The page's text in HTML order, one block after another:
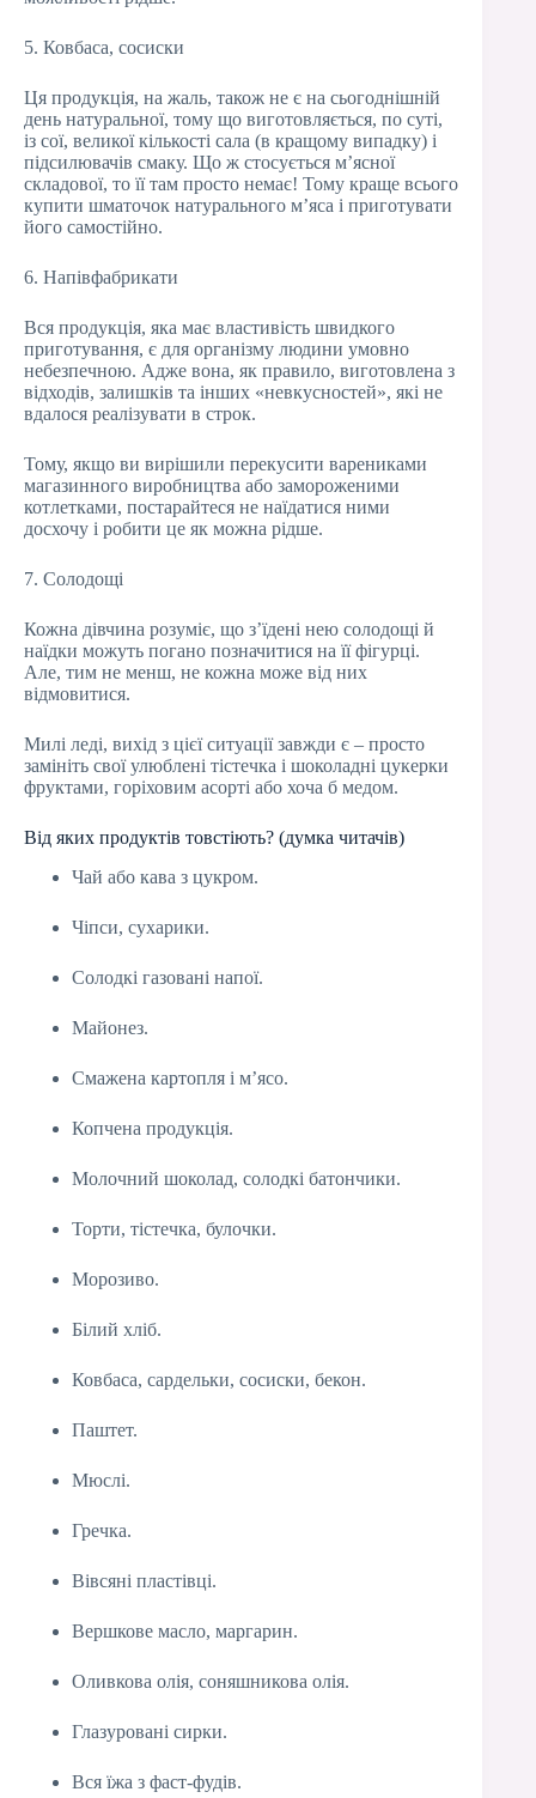
5. Ковбаса, сосиски
Ця продукція, на жаль, також не є на сьогоднішній
день натуральної, тому що виготовляється, по суті,
із сої, великої кількості сала (в кращому випадку) і
підсилювачів смаку. Що ж стосується м’ясної
складової, то її там просто немає! Тому краще всього
купити шматочок натурального м’яса і приготувати
його самостійно.
6. Напівфабрикати
Вся продукція, яка має властивість швидкого
приготування, є для організму людини умовно
небезпечною. Адже вона, як правило, виготовлена з
відходів, залишків та інших «невкусностей», які не
вдалося реалізувати в строк.
Тому, якщо ви вирішили перекусити варениками
магазинного виробництва або замороженими
котлетками, постарайтеся не наїдатися ними
досхочу і робити це як можна рідше.
7. Солодощі
Кожна дівчина розуміє, що з’їдені нею солодощі й
наїдки можуть погано позначитися на її фігурці.
Але, тим не менш, не кожна може від них
відмовитися.
Милі леді, вихід з цієї ситуації завжди є – просто
замініть свої улюблені тістечка і шоколадні цукерки
фруктами, горіховим асорті або хоча б медом.
Від яких продуктів товстіють? (думка читачів)
Чай або кава з цукром.
Чіпси, сухарики.
Солодкі газовані напої.
Майонез.
Смажена картопля і м’ясо.
Копчена продукція.
Молочний шоколад, солодкі батончики.
Торти, тістечка, булочки.
Морозиво.
Білий хліб.
Ковбаса, сардельки, сосиски, бекон.
Паштет.
Мюслі.
Гречка.
Вівсяні пластівці.
Вершкове масло, маргарин.
Оливкова олія, соняшникова олія.
Глазуровані сирки.
Вся їжа з фаст-фудів.